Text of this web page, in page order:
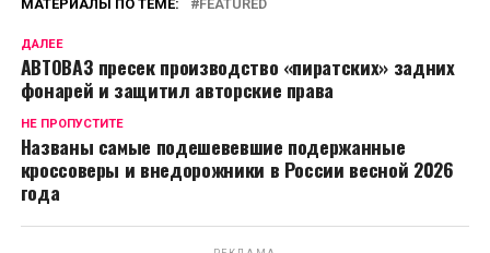
МАТЕРИАЛЫ ПО ТЕМЕ: FEATURED
ДАЛЕЕ
АВТОВАЗ пресек производство «пиратских» задних
фонарей и защитил авторские права
НЕ ПРОПУСТИТЕ
Названы самые подешевевшие подержанные
кроссоверы и внедорожники в России весной 2026
года